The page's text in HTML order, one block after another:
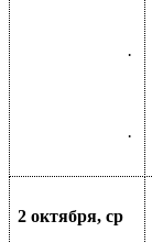
·
·
2 октября, ср